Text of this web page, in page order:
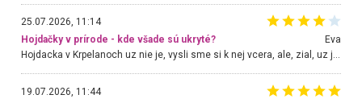
25.07.2026, 11:14
Hojdačky v prírode - kde všade sú ukryté?
Eva
Hojdacka v Krpelanoch uz nie je, vysli sme si k nej vcera, ale, zial, uz je znicena. Ak sem planujete cestu len kvoli hojdacke, mozete si ju usetrit. Krasny vyhlad je tu vsak aj bez hojdacky :-)
19.07.2026, 11:44